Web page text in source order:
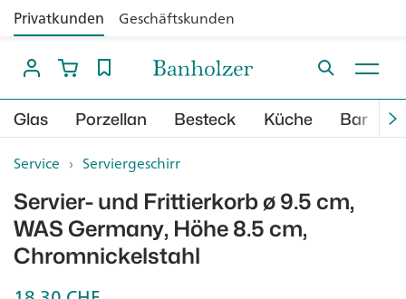
Privatkunden Geschäftskunden
Glas Porzellan Besteck Küche Bar
Service › Serviergeschirr
Servier- und Frittierkorb ø 9.5 cm,
WAS Germany, Höhe 8.5 cm,
Chromnickelstahl